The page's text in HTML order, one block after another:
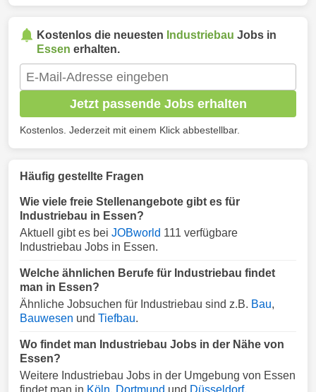
Kostenlos die neuesten Industriebau Jobs in
Essen erhalten.
Jetzt passende Jobs erhalten
Kostenlos. Jederzeit mit einem Klick abbestellbar.
Häufig gestellte Fragen
Wie viele freie Stellenangebote gibt es für
Industriebau in Essen?
Aktuell gibt es bei JOBworld 111 verfügbare
Industriebau Jobs in Essen.
Welche ähnlichen Berufe für Industriebau findet
man in Essen?
Ähnliche Jobsuchen für Industriebau sind z.B. Bau,
Bauwesen und Tiefbau.
Wo findet man Industriebau Jobs in der Nähe von
Essen?
Weitere Industriebau Jobs in der Umgebung von Essen
findet man in Köln, Dortmund und Düsseldorf.